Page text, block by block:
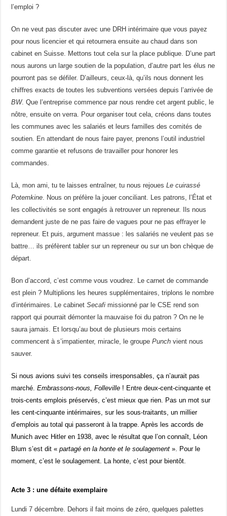
l’emploi ?
On ne veut pas discuter avec une DRH intérimaire que vous payez
pour nous licencier et qui retournera ensuite au chaud dans son
cabinet en Suisse. Mettons tout cela sur la place publique. D’une part
nous aurons un large soutien de la population, d’autre part les élus ne
pourront pas se défiler. D’ailleurs, ceux-là, qu’ils nous donnent les
chiffres exacts de toutes les subventions versées depuis l’arrivée de
BW. Que l’entreprise commence par nous rendre cet argent public, le
nôtre, ensuite on verra. Pour organiser tout cela, créons dans toutes
les communes avec les salariés et leurs familles des comités de
soutien. En attendant de nous faire payer, prenons l’outil industriel
comme garantie et refusons de travailler pour honorer les
commandes.
Là, mon ami, tu te laisses entraîner, tu nous rejouesLe cuirassé
Potemkine . Nous on préfère la jouer conciliant. Les patrons, l’État et
les collectivités se sont engagés à retrouver un repreneur. Ils nous
demandent juste de ne pas faire de vagues pour ne pas effrayer le
repreneur. Et puis, argument massue : les salariés ne veulent pas se
battre… ils préfèrent tabler sur un repreneur ou sur un bon chèque de
départ.
Bon d’accord, c’est comme vous voudrez. Le carnet de commande
est plein ? Multiplions les heures supplémentaires, triplons le nombre
d’intérimaires. Le cabinetSecafi missionné par le CSE rend son
rapport qui pourrait démonter la mauvaise foi du patron ? On ne le
saura jamais. Et lorsqu’au bout de plusieurs mois certains
commencent à s’impatienter, miracle, le groupePunch vient nous
sauver.
Si nous avions suivi tes conseils irresponsables, ça n’aurait pas
marché.Embrassons-nous, Folleville ! Entre deux-cent-cinquante et
trois-cents emplois préservés, c’est mieux que rien. Pas un mot sur
les cent-cinquante intérimaires, sur les sous-traitants, un millier
d’emplois au total qui passeront à la trappe. Après les accords de
Munich avec Hitler en 1938, avec le résultat que l’on connaît, Léon
Blum s’est dit «partagé en la honte et le soulagement ». Pour le
moment, c’est le soulagement. La honte, c’est pour bientôt.
Acte 3 : une défaite exemplaire
Lundi 7 décembre. Dehors il fait moins de zéro, quelques palettes